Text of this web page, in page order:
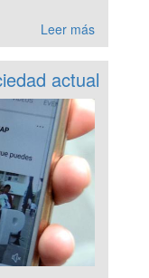
Leer más
actual